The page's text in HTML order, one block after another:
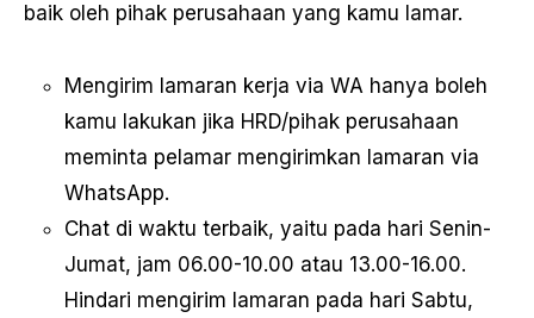
baik oleh pihak perusahaan yang kamu lamar.
Mengirim lamaran kerja via WA hanya boleh
kamu lakukan jika HRD/pihak perusahaan
meminta pelamar mengirimkan lamaran via
WhatsApp.
Chat di waktu terbaik, yaitu pada hari Senin-
Jumat, jam 06.00-10.00 atau 13.00-16.00.
Hindari mengirim lamaran pada hari Sabtu,